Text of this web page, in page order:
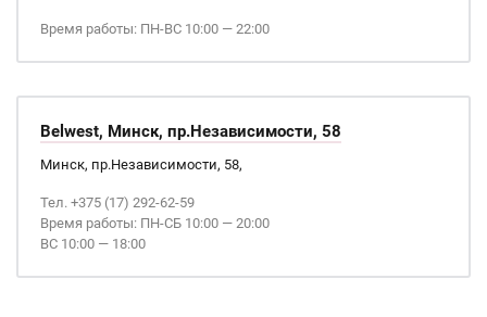
Время работы: ПН-ВС 10:00 — 22:00
Belwest, Минск, пр.Независимости, 58
Минск, пр.Независимости, 58,
Тел. +375 (17) 292-62-59
Время работы: ПН-СБ 10:00 — 20:00
ВС 10:00 — 18:00